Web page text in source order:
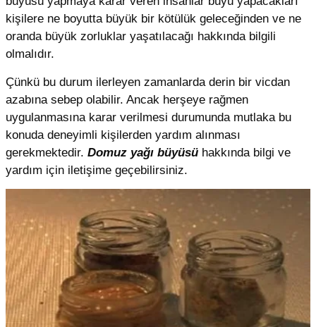
kişilere ne boyutta büyük bir kötülük geleceğinden ve ne
oranda büyük zorluklar yaşatılacağı hakkında bilgili
olmalıdır.
Çünkü bu durum ilerleyen zamanlarda derin bir vicdan
azabına sebep olabilir. Ancak herşeye rağmen
uygulanmasına karar verilmesi durumunda mutlaka bu
konuda deneyimli kişilerden yardım alınması
gerekmektedir. Domuz yağı büyüsü hakkında bilgi ve
yardım için iletişime geçebilirsiniz.